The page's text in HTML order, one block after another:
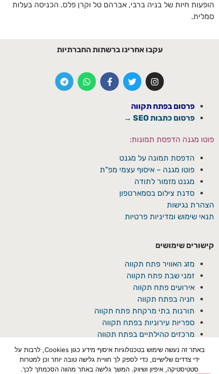
הופעות חיות של בניה ברבי, אברהם טל וקרן פלס. הכניסה בעלות
סמלית.
עקבו אחרינו ברשתות החברתיות
פרסום בפתח תקווה
פרסום כתבות SEO →
פוטו מגנה הדפסת תמונות:
הדפסת תמונה על מגנט
פוטו מגנה – איסוף עצמי מפ"ת
מגנט מזמור לתודה
סדנת צילום בסמארטפון
הצהרת נגישות
תנאי שימוש ומדיניות פרטיות
קישורים שימושים
מזג האוויר פתח תקווה
זמני שבת פתח תקווה
אירועים פתח תקווה
חניה בפתח תקווה
תורנות בתי מרקחת פתח תקווה
ספריות עירוניות בפתח תקווה
מרכזים קהילתיים בפתח תקווה
באתר זה נעשה שימוש בטכנולוגיות איסוף מידע כגון Cookies, לרבות על
ידי צדדים שלישיים, כדי לספק לך חוויית גלישה טובה יותר וכן למטרות
סטטיסטיקה, איפיון ושיווק. המשך גלישה באתר מהווה הסכמתך לכך.